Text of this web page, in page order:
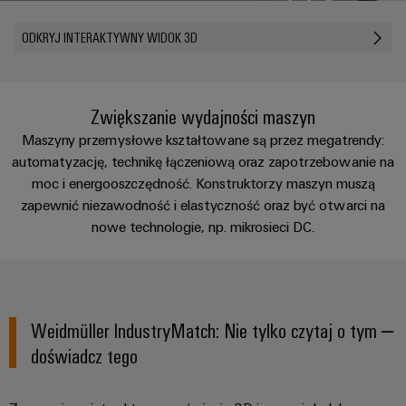
rozwiązania
Centrum
danych
Rozwiązania
i
produkty
centrów
skalowalne
Energetyka
Doskonałość
IN
DC
Przetwarzanie
brzegowe
w u-
OS
Ethernet
jednoparowy
zaciski
obudów
i
komponenty
Systemy
wpustów
Przewody
konfekcjonowane,
Dostawy
Konfigurowanych
Produktów
Doradztwo
Doradztwo
w
Sprzedaż
liczby
Zrównoważony
rozwój
Akademia
Weidmüller
Zgodność
z
Kariera
ODKRYJ INTERAKTYWNY WIDOK 3D
Zwiększanie wydajności maszyn
Maszyny przemysłowe kształtowane są przez megatrendy:
automatyzację, technikę łączeniową oraz zapotrzebowanie na
moc i energooszczędność. Konstruktorzy maszyn muszą
zapewnić niezawodność i elastyczność oraz być otwarci na
nowe technologie, np. mikrosieci DC.
Weidmüller IndustryMatch: Nie tylko czytaj o tym –
doświadcz tego